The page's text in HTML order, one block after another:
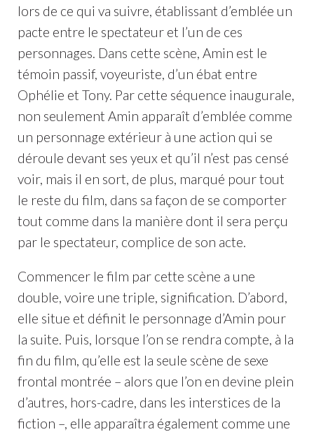
lors de ce qui va suivre, établissant d’emblée un
pacte entre le spectateur et l’un de ces
personnages. Dans cette scène, Amin est le
témoin passif, voyeuriste, d’un ébat entre
Ophélie et Tony. Par cette séquence inaugurale,
non seulement Amin apparaît d’emblée comme
un personnage extérieur à une action qui se
déroule devant ses yeux et qu’il n’est pas censé
voir, mais il en sort, de plus, marqué pour tout
le reste du film, dans sa façon de se comporter
tout comme dans la manière dont il sera perçu
par le spectateur, complice de son acte.
Commencer le film par cette scène a une
double, voire une triple, signification. D’abord,
elle situe et définit le personnage d’Amin pour
la suite. Puis, lorsque l’on se rendra compte, à la
fin du film, qu’elle est la seule scène de sexe
frontal montrée – alors que l’on en devine plein
d’autres, hors-cadre, dans les interstices de la
fiction –, elle apparaîtra également comme une